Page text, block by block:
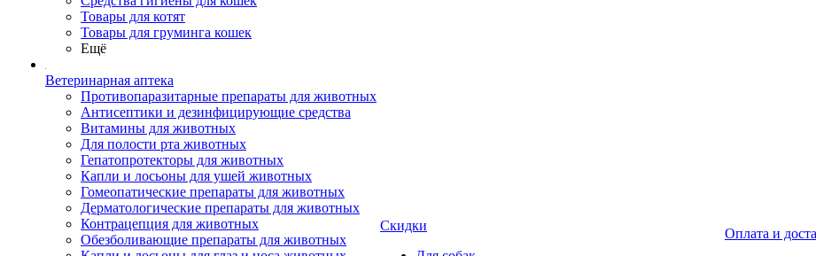
Товары для котят
Товары для груминга кошек
Ещё
Ветеринарная аптека
Противопаразитарные препараты для животных
Антисептики и дезинфицирующие средства
Витамины для животных
Для полости рта животных
Гепатопротекторы для животных
Капли и лосьоны для ушей животных
Гомеопатические препараты для животных
Дерматологические препараты для животных
Контрацепция для животных
Обезболивающие препараты для животных
Скидки
Оплата и